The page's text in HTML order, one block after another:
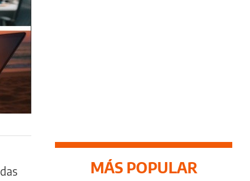
MÁS POPULAR